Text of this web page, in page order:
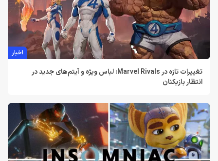
اخبار
تغییرات تازه در Marvel Rivals: لباس ویژه و آیتم‌های جدید در
انتظار بازیکنان